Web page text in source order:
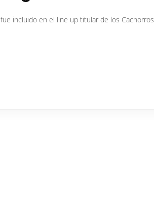
incluido en el line up titular de los Cachorros